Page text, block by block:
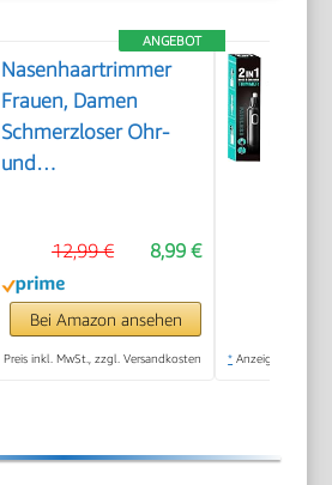
ANGEBOT
Nasenhaartrimmer
Frauen, Damen
Schmerzloser Ohr-
und
Augenbrauen Gesicht
Ohr Haarschneider
Nasenhaarschneider
Professionell
8,99 €
12,99 €
Bei Amazon ansehen
Preis inkl. MwSt., zzgl. Versandkosten * Anzeige